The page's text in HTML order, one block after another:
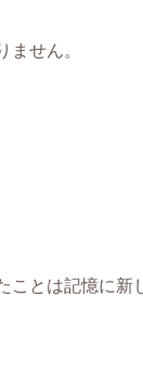
せん。
ことは記憶に新